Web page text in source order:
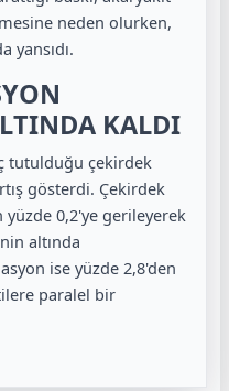
neden olurken,
yansıdı.
KALDI
tutulduğu çekirdek
gösterdi. Çekirdek
yüzde 0,2'ye gerileyerek
altında
ise yüzde 2,8'den
paralel bir